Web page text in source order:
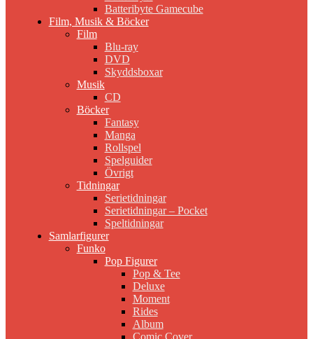
Batteribyte Gamecube
Film, Musik & Böcker
Film
Blu-ray
DVD
Skyddsboxar
Musik
CD
Böcker
Fantasy
Manga
Rollspel
Spelguider
Övrigt
Tidningar
Serietidningar
Serietidningar – Pocket
Speltidningar
Samlarfigurer
Funko
Pop Figurer
Pop & Tee
Deluxe
Moment
Rides
Album